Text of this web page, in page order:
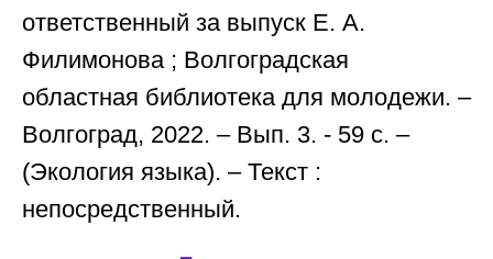
ответственный за выпуск Е. А.
Филимонова ; Волгоградская
областная библиотека для молодежи. –
Волгоград, 2022. – Вып. 3. - 59 с. –
(Экология языка). – Текст :
непосредственный.